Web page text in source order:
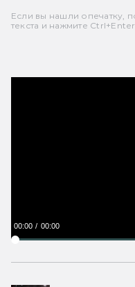
Если вы нашли опечатку,
текста и нажмите
00:00 00:00